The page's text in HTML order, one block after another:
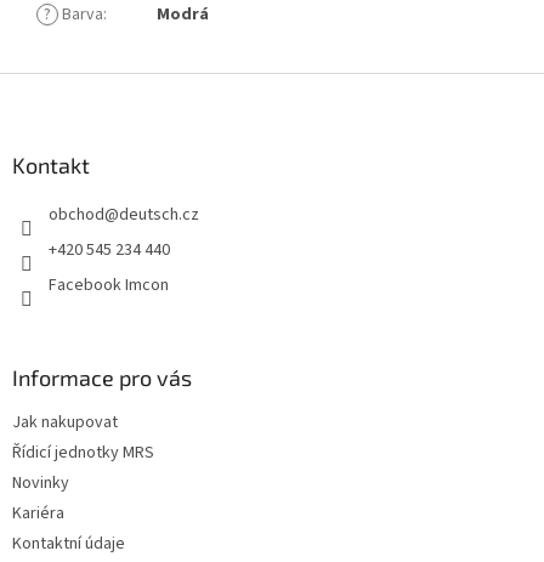
? Barva: Modrá
Kontakt
obchod@deutsch.cz
+420 545 234 440
Facebook Imcon
Informace pro vás
Jak nakupovat
Řídicí jednotky MRS
Novinky
Kariéra
Kontaktní údaje